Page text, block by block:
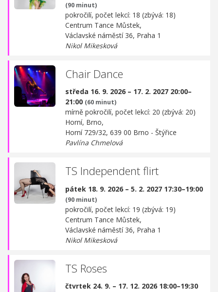
(90 minut)
pokročilí, počet lekcí: 18 (zbývá: 18)
Centrum Tance Můstek,
Václavské náměstí 36, Praha 1
Nikol Mikesková
Chair Dance
středa 16. 9. 2026 – 17. 2. 2027 20:00–
21:00 (60 minut)
mírně pokročilí, počet lekcí: 20 (zbývá: 20)
Horní, Brno,
Horní 729/32, 639 00 Brno - Štýřice
Pavlína Chmelová
TS Independent flirt
pátek 18. 9. 2026 – 5. 2. 2027 17:30–19:00
(90 minut)
pokročilí, počet lekcí: 19 (zbývá: 19)
Centrum Tance Můstek,
Václavské náměstí 36, Praha 1
Nikol Mikesková
TS Roses
čtvrtek 24. 9. – 17. 12. 2026 18:00–19:30